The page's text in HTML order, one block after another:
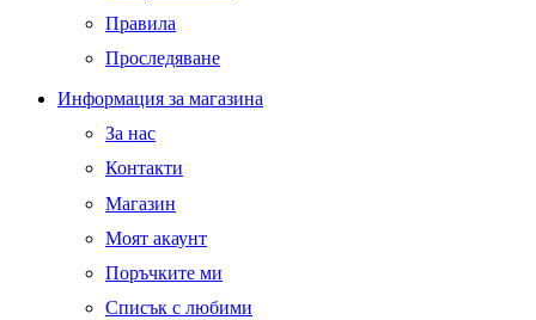
Правила
Проследяване
Информация за магазина
За нас
Контакти
Магазин
Моят акаунт
Поръчките ми
Списък с любими